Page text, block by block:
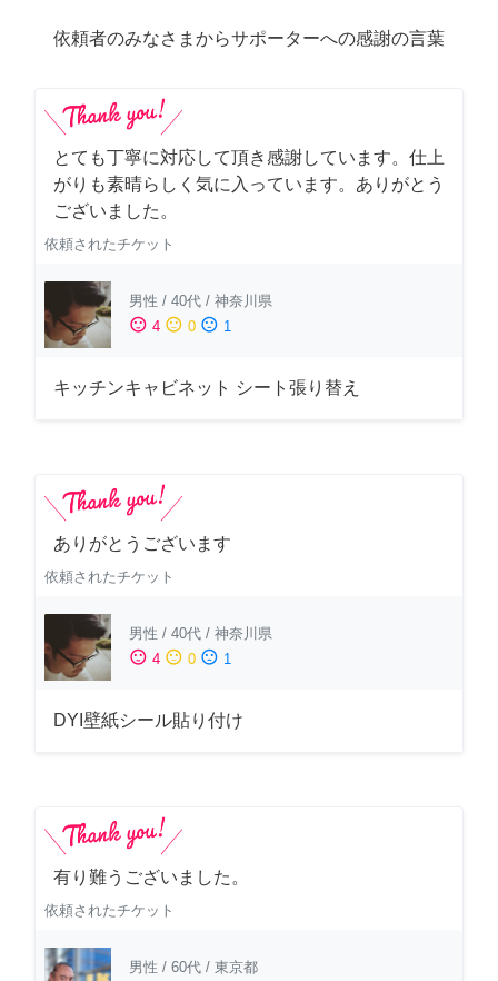
依頼者のみなさまからサポーターへの感謝の言葉
とても丁寧に対応して頂き感謝しています。仕上
がりも素晴らしく気に入っています。ありがとう
ございました。
依頼されたチケット
男性 / 40代 / 神奈川県
sentiment_satisfied 4 sentiment_neutral 0 sentiment_dissatisfied 1
キッチンキャビネット シート張り替え
ありがとうございます
依頼されたチケット
男性 / 40代 / 神奈川県
sentiment_satisfied 4 sentiment_neutral 0 sentiment_dissatisfied 1
DYI壁紙シール貼り付け
有り難うございました。
依頼されたチケット
男性 / 60代 / 東京都